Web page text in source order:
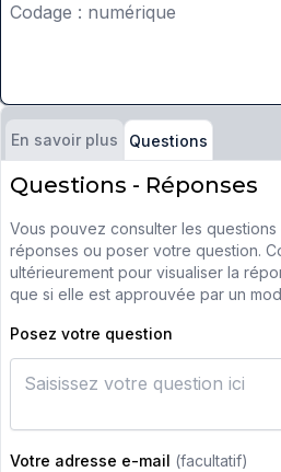
Codage : numérique
En savoir plus Questions
Questions - Réponses
Vous pouvez consulter les
réponses ou poser votre question.
ultérieurement pour visualiser la
que si elle est approuvée par un
Posez votre question
Votre adresse e-mail (facultatif)